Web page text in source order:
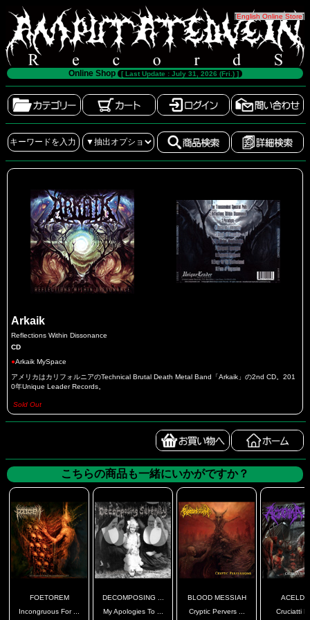
[English Online Store]
Online Shop [ Last Update : July 31, 2026 (Fri.) ]
Arkaik
Reflections Within Dissonance
CD
●Arkaik MySpace
アメリカはカリフォルニアのTechnical Brutal Death Metal Band「Arkaik」の2nd CD。201
0年Unique Leader Records。
Sold Out
こちらの商品も一緒にいかがですか？
FOETOREM
Incongruous For ...
DECOMPOSING ...
My Apologies To ...
BLOOD MESSIAH
Cryptic Pervers ...
Cruciatti